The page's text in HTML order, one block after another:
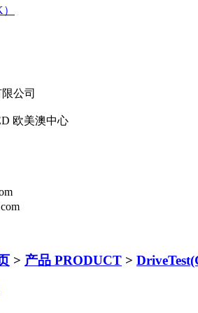
公司
欧美澳中心
> 产品 PRODUCT >